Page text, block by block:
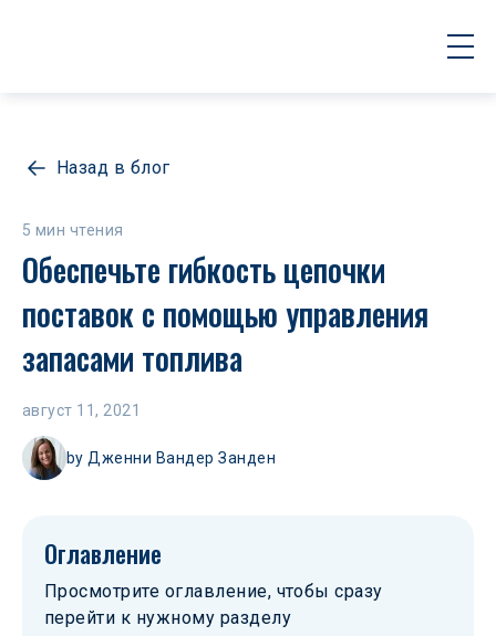
Назад в блог
5 мин чтения
Обеспечьте гибкость цепочки
поставок с помощью управления
запасами топлива
август 11, 2021
by Дженни Вандер Занден
Оглавление
Просмотрите оглавление, чтобы сразу
перейти к нужному разделу